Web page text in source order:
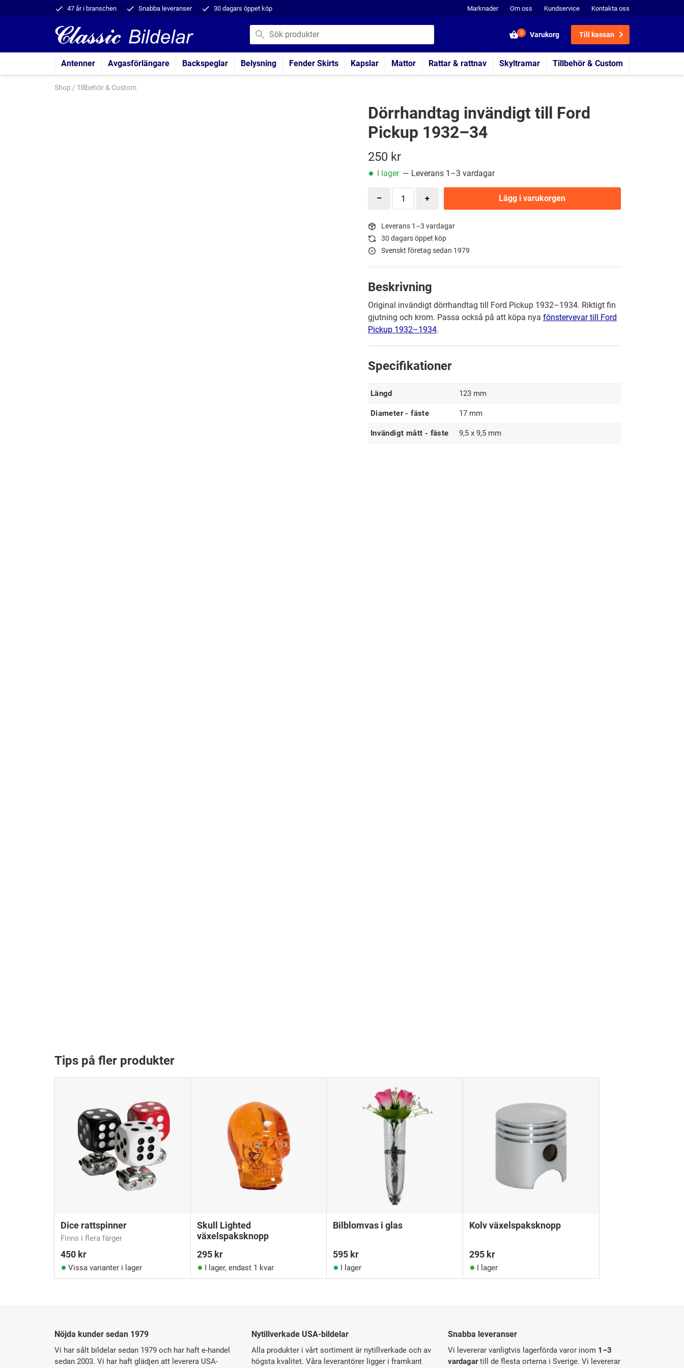
47 år i branschen Snabba leveranser 30 dagars öppet köp Marknader Om oss Kundservice Kontakta oss
Varukorg
0 Till kassan
Antenner Avgasförlängare Backspeglar Belysning Fender Skirts Kapslar Mattor Rattar & rattnav Skyltramar Tillbehör & Custom
Shop / Tillbehör & Custom
Dörrhandtag invändigt till Ford
Pickup 1932–34
250 kr
I lager — Leverans 1–3 vardagar
Lägg i varukorgen
Leverans 1–3 vardagar
30 dagars öppet köp
Svenskt företag sedan 1979
Beskrivning
Original invändigt dörrhandtag till Ford Pickup 1932–1934. Riktigt fin
gjutning och krom. Passa också på att köpa nya fönstervevar till Ford
Pickup 1932–1934.
Specifikationer
Längd 123 mm
Diameter - fäste 17 mm
Invändigt mått - fäste 9,5 x 9,5 mm
Tips på fler produkter
Dice rattspinner
Finns i flera färger
450 kr
Vissa varianter i lager
Skull Lighted
växelspaksknopp
295 kr
I lager, endast 1 kvar
Bilblomvas i glas
595 kr
I lager
Kolv växelspaksknopp
295 kr
I lager
Nöjda kunder sedan 1979
Vi har sålt bildelar sedan 1979 och har haft e-handel
sedan 2003. Vi har haft glädjen att leverera USA-
Nytillverkade USA-bildelar
Alla produkter i vårt sortiment är nytillverkade och av
högsta kvalitet. Våra leverantörer ligger i framkant
Snabba leveranser
Vi levererar vanligtvis lagerförda varor inom 1–3
vardagartill de flesta orterna i Sverige. Vi levererar